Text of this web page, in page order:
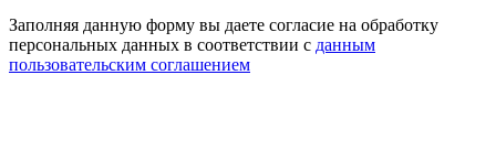
Заполняя данную форму вы даете согласие на обработку
персональных данных в соответствии с данным
пользовательским соглашением